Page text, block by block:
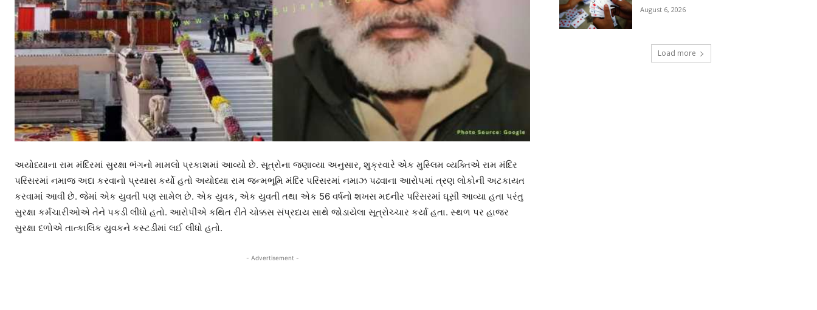
અયોધ્યાના રામ મંદિરમાં સુરક્ષા ભંગનો મામલો પ્રકાશમાં આવ્યો છે. સૂત્રોના જણાવ્યા અનુસાર, શુક્રવારે એક મુસ્લિમ વ્યક્તિએ રામ મંદિર
પરિસરમાં નમાજ અદા કરવાનો પ્રયાસ કર્યો હતો અયોધ્યા રામ જન્મભૂમિ મંદિર પરિસરમાં નમાઝ પઢવાના આરોપમાં ત્રણ લોકોની અટકાયત
કરવામાં આવી છે. જેમાં એક યુવતી પણ સામેલ છે. એક યુવક, એક યુવતી તથા એક 56 વર્ષનો શખસ મદનીર પરિસરમાં ઘૂસી આવ્યા હતા પરંતુ
સુરક્ષા કર્મચારીઓએ તેને પકડી લીધો હતો. આરોપીએ કથિત રીતે ચોક્કસ સંપ્રદાય સાથે જોડાયેલા સૂત્રોચ્ચાર કર્યા હતા. સ્થળ પર હાજર
સુરક્ષા દળોએ તાત્કાલિક યુવકને કસ્ટડીમાં લઈ લીધો હતો.
- Advertisement -
August 6, 2026
Load more